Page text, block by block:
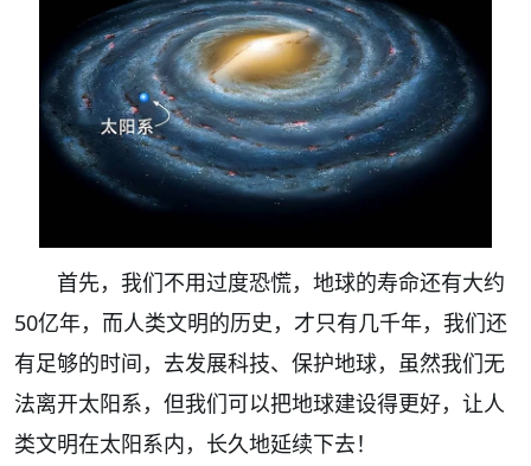
首先，我们不用过度恐慌，地球的寿命还有大约
50亿年，而人类文明的历史，才只有几千年，我们还
有足够的时间，去发展科技、保护地球，虽然我们无
法离开太阳系，但我们可以把地球建设得更好，让人
类文明在太阳系内，长久地延续下去！